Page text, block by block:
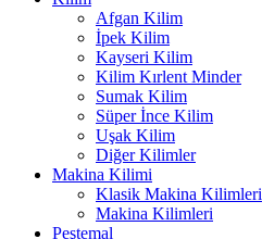
Afgan Kilim
İpek Kilim
Kayseri Kilim
Kilim Kırlent Minder
Sumak Kilim
Süper İnce Kilim
Uşak Kilim
Diğer Kilimler
Makina Kilimi
Klasik Makina Kilimleri
Makina Kilimleri
Peştemal